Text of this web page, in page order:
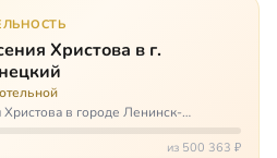
Христова в г.
в городе Ленинск-
области – совсем новый, он
назад. И сейчас храм может вообще
из 500 363 ₽